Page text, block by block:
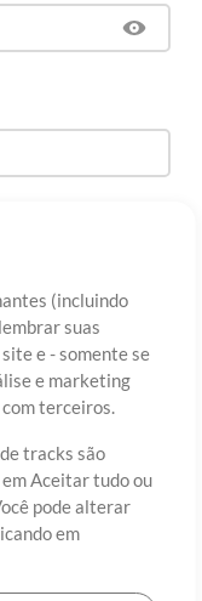
(incluindo
suas
e - somente se
e marketing
terceiros.
tracks são
Aceitar tudo ou
pode alterar
em